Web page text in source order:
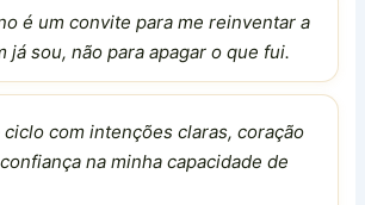
é um convite para me reinventar a
já sou, não para apagar o que fui.
com intenções claras, coração
na minha capacidade de